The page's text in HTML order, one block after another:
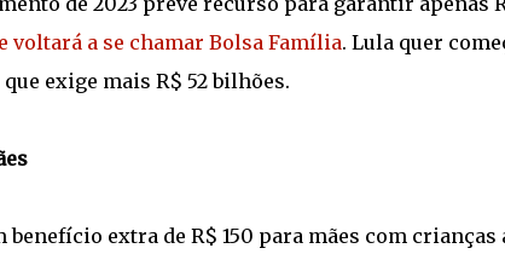
voltará a se chamar Bolsa Família. Lula quer
exige mais R$ 52 bilhões.
extra de R$ 150 para mães com crianças